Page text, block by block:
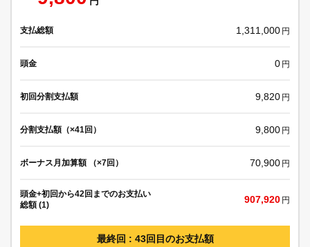
支払総額 1,311,000 円
頭金 0 円
初回分割支払額 9,820 円
分割支払額（×41回） 9,800 円
ボーナス月加算額 （×7回） 70,900 円
頭金+初回から42回までのお支払い
総額 (1)
907,920 円
最終回 : 43回目のお支払額